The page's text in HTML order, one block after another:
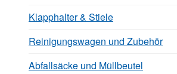
Klapphalter & Stiele
Reinigungswagen und Zubehör
Abfallsäcke und Müllbeutel